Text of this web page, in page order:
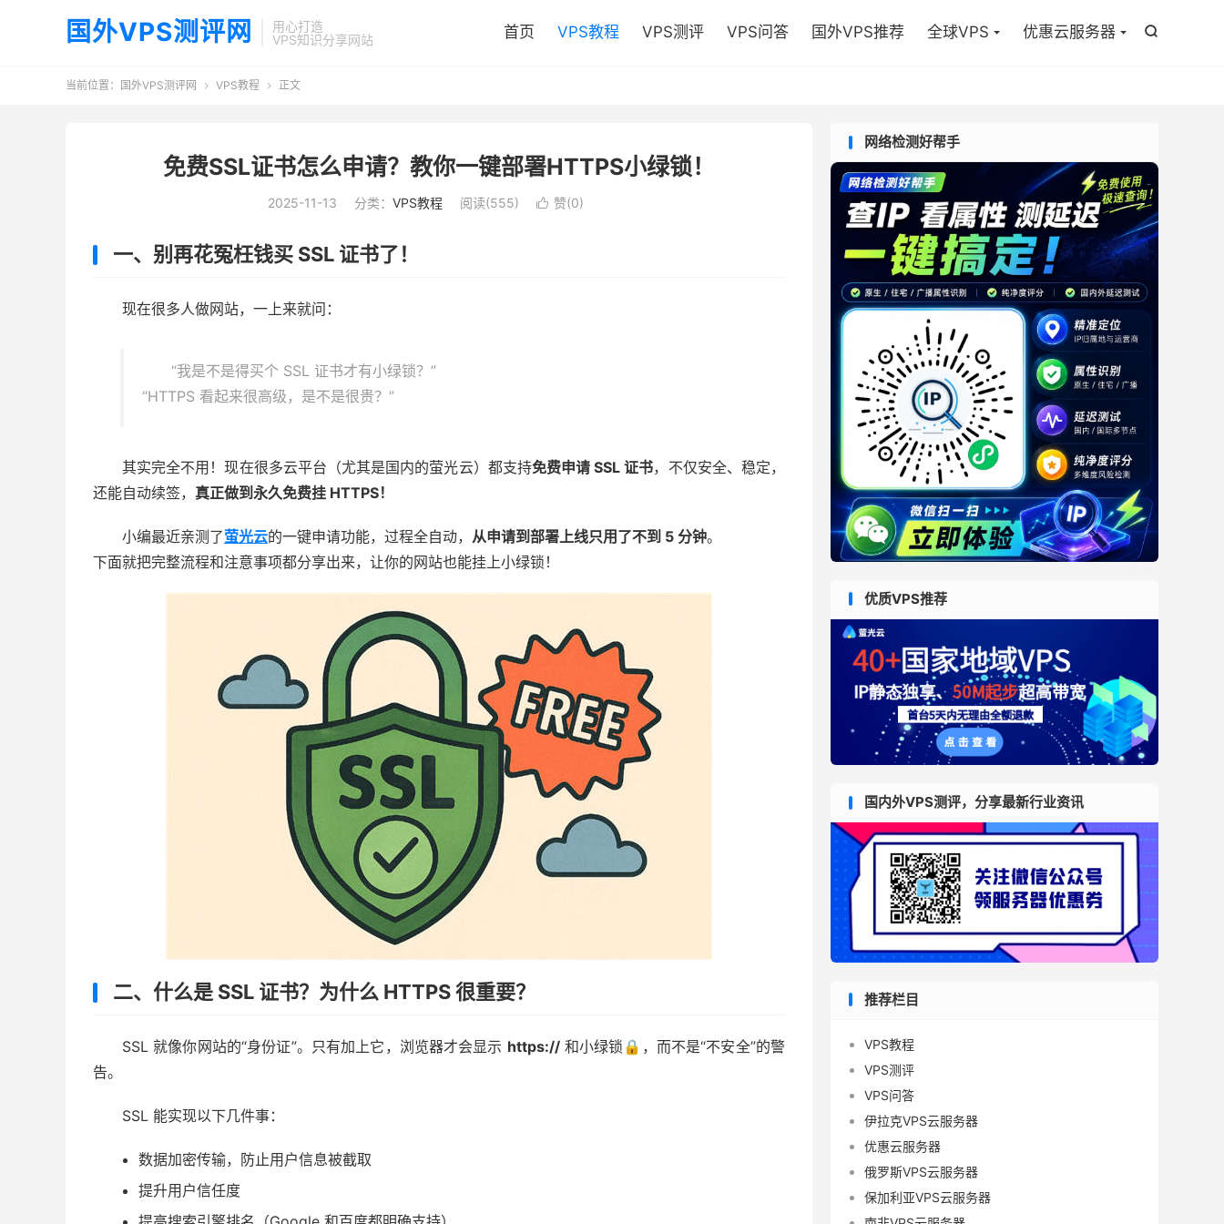
国外VPS测评网
用心打造
VPS知识分享网站

首页 VPS教程 VPS测评 VPS问答 国外VPS推荐 全球VPS 优惠云服务器
当前位置： 国外VPS测评网  VPS教程  正文
免费SSL证书怎么申请？教你一键部署HTTPS小绿锁！
2025-11-13 分类： VPS教程 阅读(555)  赞(0)
一、别再花冤枉钱买 SSL 证书了！
现在很多人做网站，一上来就问：
“我是不是得买个 SSL 证书才有小绿锁？”
“HTTPS 看起来很高级，是不是很贵？”
其实完全不用！现在很多云平台（尤其是国内的萤光云）都支持免费申请 SSL 证书，不仅安全、稳定，
还能自动续签， 真正做到永久免费挂 HTTPS！
小编最近亲测了萤光云的一键申请功能，过程全自动， 从申请到部署上线只用了不到 5 分钟。
下面就把完整流程和注意事项都分享出来，让你的网站也能挂上小绿锁！
二、什么是 SSL 证书？为什么 HTTPS 很重要？
SSL 就像你网站的“身份证”。只有加上它，浏览器才会显示 https://和小绿锁🔒，而不是“不安全”的警
告。
SSL 能实现以下几件事：
数据加密传输，防止用户信息被截取
提升用户信任度
网络检测好帮手
优质VPS推荐
国内外VPS测评，分享最新行业资讯
推荐栏目
VPS教程
VPS测评
VPS问答
伊拉克VPS云服务器
优惠云服务器
俄罗斯VPS云服务器
保加利亚VPS云服务器